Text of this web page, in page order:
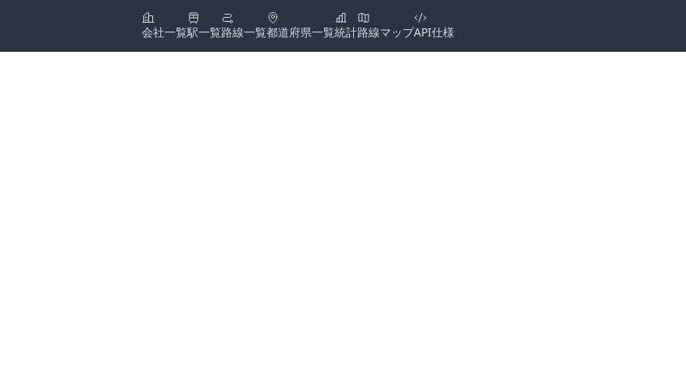
会社一覧駅一覧路線一覧都道府県一覧統計路線マップAPI仕様